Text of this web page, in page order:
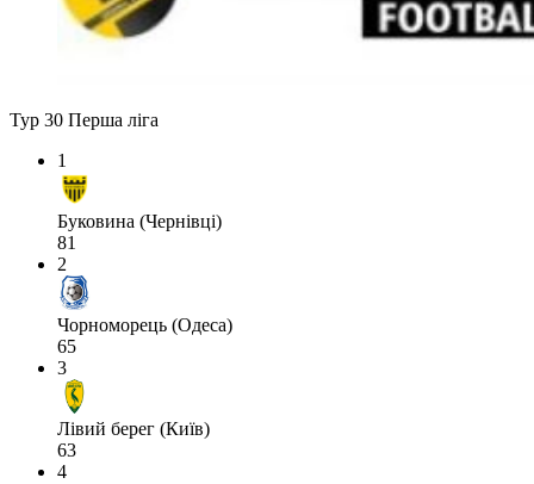
Тур 30 Перша ліга
1
Буковина (Чернівці)
81
2
Чорноморець (Одеса)
65
3
Лівий берег (Київ)
63
4